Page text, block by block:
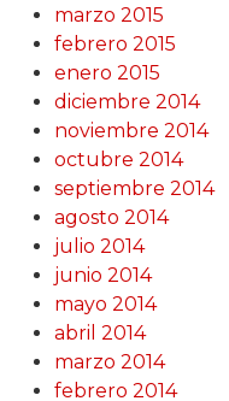
marzo 2015
febrero 2015
enero 2015
diciembre 2014
noviembre 2014
octubre 2014
septiembre 2014
agosto 2014
julio 2014
junio 2014
mayo 2014
abril 2014
marzo 2014
febrero 2014